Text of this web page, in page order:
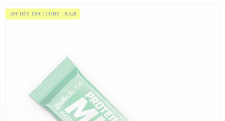
-20€ DÈS 150€ | CODE : BA20